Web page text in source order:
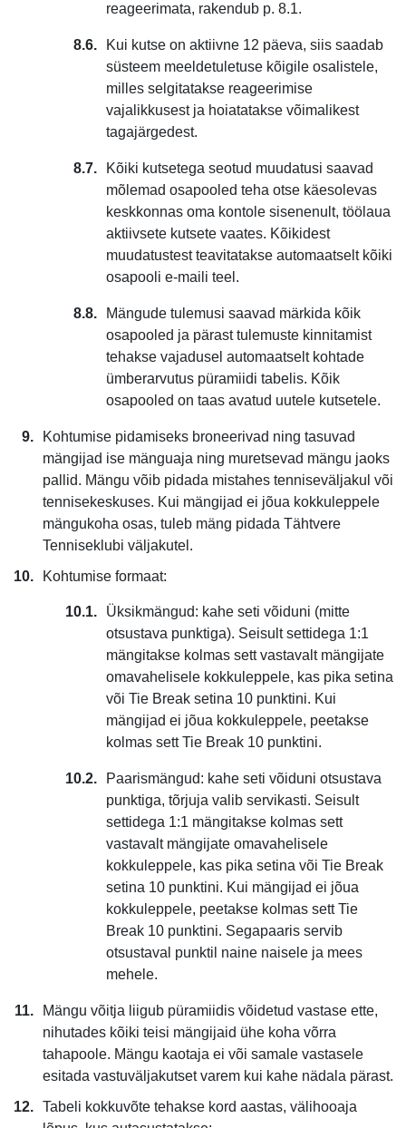
reageerimata, rakendub p. 8.1.
Kui kutse on aktiivne 12 päeva, siis saadab
süsteem meeldetuletuse kõigile osalistele,
milles selgitatakse reageerimise
vajalikkusest ja hoiatatakse võimalikest
tagajärgedest.
Kõiki kutsetega seotud muudatusi saavad
mõlemad osapooled teha otse käesolevas
keskkonnas oma kontole sisenenult, töölaua
aktiivsete kutsete vaates. Kõikidest
muudatustest teavitatakse automaatselt kõiki
osapooli e-maili teel.
Mängude tulemusi saavad märkida kõik
osapooled ja pärast tulemuste kinnitamist
tehakse vajadusel automaatselt kohtade
ümberarvutus püramiidi tabelis. Kõik
osapooled on taas avatud uutele kutsetele.
Kohtumise pidamiseks broneerivad ning tasuvad
mängijad ise mänguaja ning muretsevad mängu jaoks
pallid. Mängu võib pidada mistahes tenniseväljakul või
tennisekeskuses. Kui mängijad ei jõua kokkuleppele
mängukoha osas, tuleb mäng pidada Tähtvere
Tenniseklubi väljakutel.
Kohtumise formaat:
Üksikmängud: kahe seti võiduni (mitte
otsustava punktiga). Seisult settidega 1:1
mängitakse kolmas sett vastavalt mängijate
omavahelisele kokkuleppele, kas pika setina
või Tie Break setina 10 punktini. Kui
mängijad ei jõua kokkuleppele, peetakse
kolmas sett Tie Break 10 punktini.
Paarismängud: kahe seti võiduni otsustava
punktiga, tõrjuja valib servikasti. Seisult
settidega 1:1 mängitakse kolmas sett
vastavalt mängijate omavahelisele
kokkuleppele, kas pika setina või Tie Break
setina 10 punktini. Kui mängijad ei jõua
kokkuleppele, peetakse kolmas sett Tie
Break 10 punktini. Segapaaris servib
otsustaval punktil naine naisele ja mees
mehele.
Mängu võitja liigub püramiidis võidetud vastase ette,
nihutades kõiki teisi mängijaid ühe koha võrra
tahapoole. Mängu kaotaja ei või samale vastasele
esitada vastuväljakutset varem kui kahe nädala pärast.
Tabeli kokkuvõte tehakse kord aastas, välihooaja